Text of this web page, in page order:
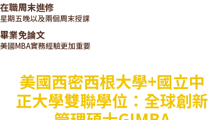
在職周末進修
星期五晚以及兩個周末授課
畢業免論文
美國MBA實務經驗更加重要
美國西密西根大學+國立中
正大學雙聯學位：全球創新